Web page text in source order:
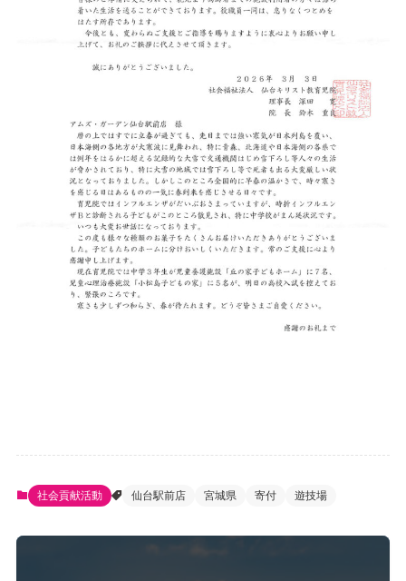
社会貢献活動 仙台駅前店 宮城県 寄付 遊技場